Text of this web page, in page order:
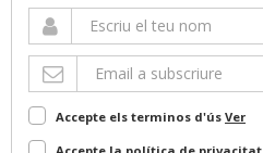
Accepte els terminos d'ús Ver